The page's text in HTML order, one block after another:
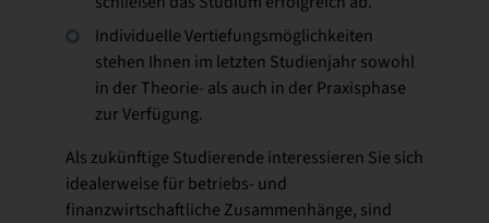
Individuelle Vertiefungsmöglichkeiten
stehen Ihnen im letzten Studienjahr sowohl
in der Theorie- als auch in der Praxisphase
zur Verfügung.
Als zukünftige Studierende interessieren Sie sich
idealerweise für betriebs- und
finanzwirtschaftliche Zusammenhänge, sind